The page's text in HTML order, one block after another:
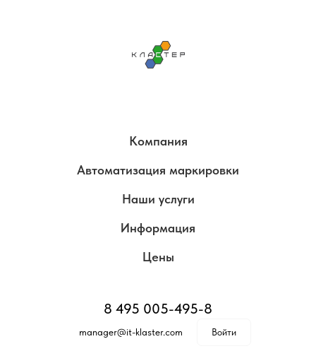
Компания
Автоматизация маркировки
Наши услуги
Информация
Цены
8 495 005-495-8ㅤ
manager@it-klaster.com Войти